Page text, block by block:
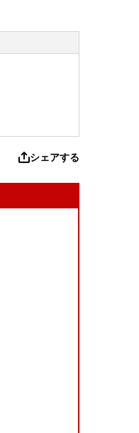
シェアする